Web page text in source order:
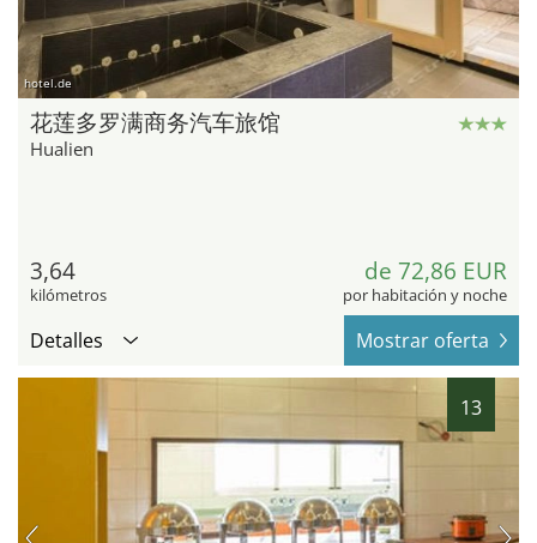
hotel.de
花莲多罗满商务汽车旅馆
Hualien
3,64
kilómetros
de 72,86 EUR
por habitación y noche
Detalles Mostrar oferta
13